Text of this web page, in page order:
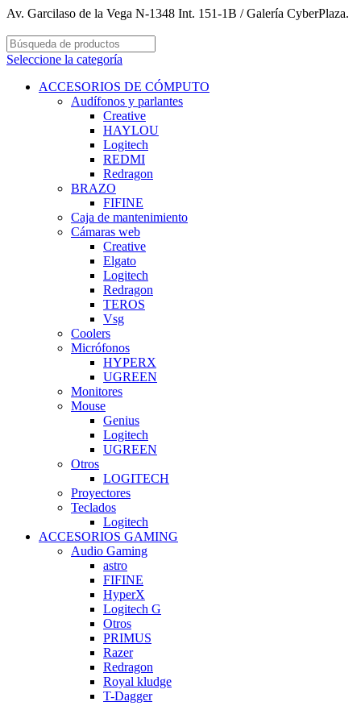
Av. Garcilaso de la Vega N-1348 Int. 151-1B / Galería CyberPlaza.
Seleccione la categoría
ACCESORIOS DE CÓMPUTO
Audífonos y parlantes
Creative
HAYLOU
Logitech
REDMI
Redragon
BRAZO
FIFINE
Caja de mantenimiento
Cámaras web
Creative
Elgato
Logitech
Redragon
TEROS
Vsg
Coolers
Micrófonos
HYPERX
UGREEN
Monitores
Mouse
Genius
Logitech
UGREEN
Otros
LOGITECH
Proyectores
Teclados
Logitech
ACCESORIOS GAMING
Audio Gaming
astro
FIFINE
HyperX
Logitech G
Otros
PRIMUS
Razer
Redragon
Royal kludge
T-Dagger